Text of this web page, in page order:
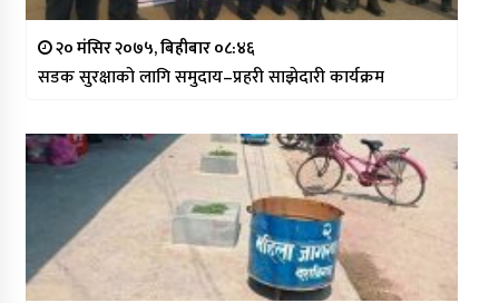
२० मंसिर २०७५, बिहीबार ०८:४६
सडक सुरक्षाको लागि समुदाय–प्रहरी साझेदारी कार्यक्रम